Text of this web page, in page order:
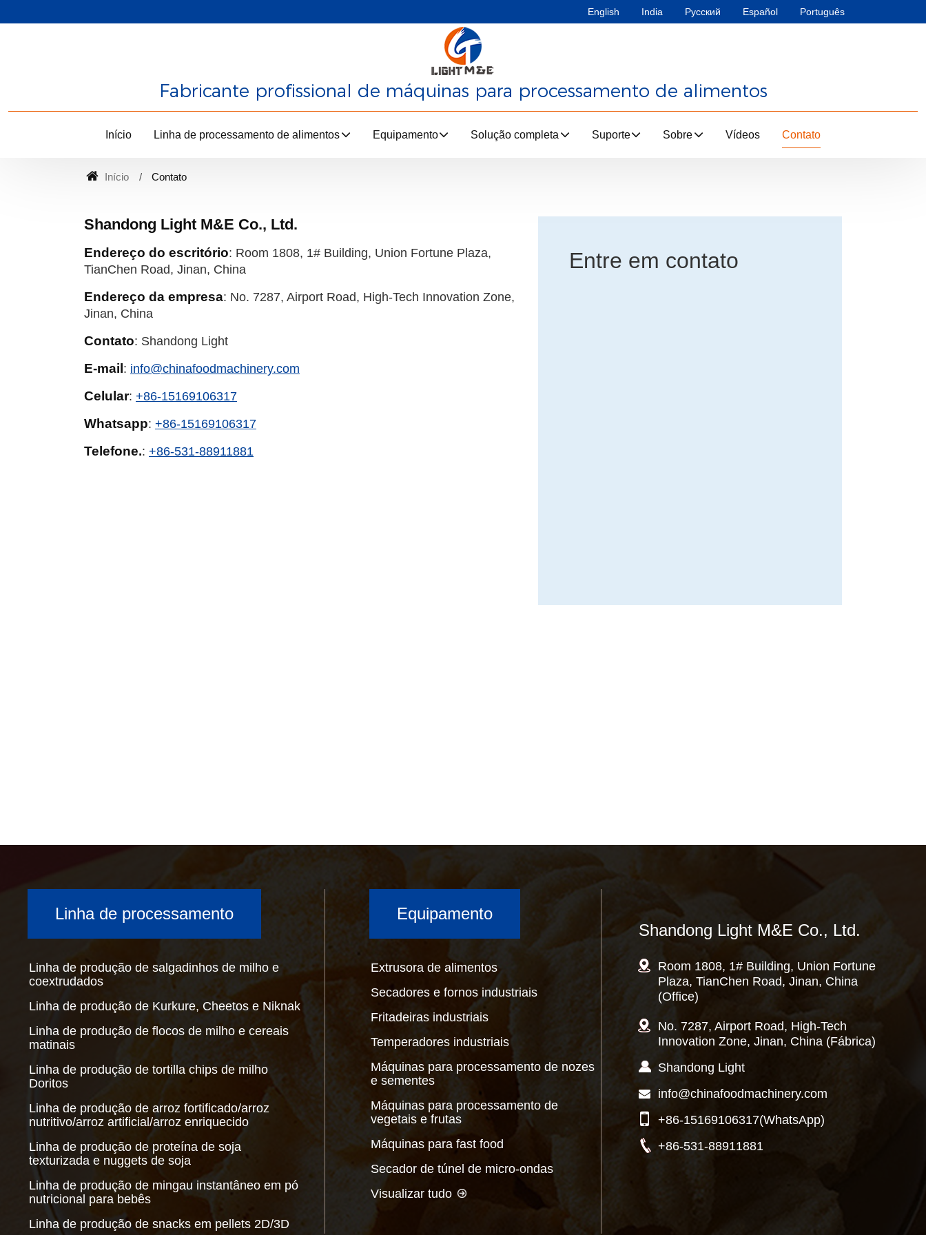
English India Русский Español Português
Fabricante profissional de máquinas para processamento de alimentos
Início Linha de processamento de alimentos Equipamento Solução completa Suporte Sobre Vídeos Contato
Início Contato
Shandong Light M&E Co., Ltd.
Endereço do escritório: Room 1808, 1# Building, Union Fortune Plaza,
TianChen Road, Jinan, China
Endereço da empresa: No. 7287, Airport Road, High-Tech Innovation Zone,
Jinan, China
Contato: Shandong Light
E-mail : info@chinafoodmachinery.com
Celular: +86-15169106317
Whatsapp: +86-15169106317
Telefone.: +86-531-88911881
Entre em contato
Linha de processamento
Linha de produção de salgadinhos de milho e
coextrudados
Linha de produção de Kurkure, Cheetos e Niknak
Linha de produção de flocos de milho e cereais
matinais
Linha de produção de tortilla chips de milho
Doritos
Linha de produção de arroz fortificado/arroz
nutritivo/arroz artificial/arroz enriquecido
Linha de produção de proteína de soja
texturizada e nuggets de soja
Linha de produção de mingau instantâneo em pó
nutricional para bebês
Linha de produção de snacks em pellets 2D/3D
Equipamento
Extrusora de alimentos
Secadores e fornos industriais
Fritadeiras industriais
Temperadores industriais
Máquinas para processamento de nozes
e sementes
Máquinas para processamento de
vegetais e frutas
Máquinas para fast food
Secador de túnel de micro-ondas
Visualizar tudo
Shandong Light M&E Co., Ltd.
Room 1808, 1# Building, Union Fortune
Plaza, TianChen Road, Jinan, China
(Office)
No. 7287, Airport Road, High-Tech
Innovation Zone, Jinan, China (Fábrica)
Shandong Light
info@chinafoodmachinery.com
+86-15169106317(WhatsApp)
+86-531-88911881